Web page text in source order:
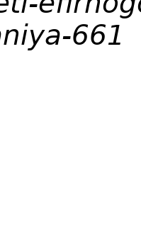
661